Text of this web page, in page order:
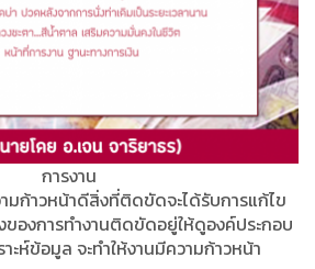
การงาน
มก้าวหน้าดีสิ่งที่ติดขัดจะได้รับการแก้ไข
องการทำงานติดขัดอยู่ให้ดูองค์ประกอบ
ะห์ข้อมูล จะทำให้งานมีความก้าวหน้า